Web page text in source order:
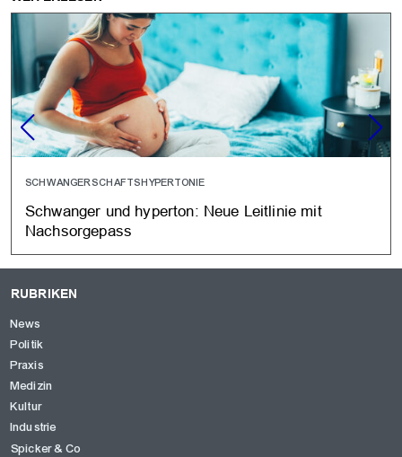
SCHWANGERSCHAFTSHYPERTONIE
Schwanger und hyperton: Neue Leitlinie mit
Nachsorgepass
RUBRIKEN
News
Politik
Praxis
Medizin
Kultur
Industrie
Spicker & Co